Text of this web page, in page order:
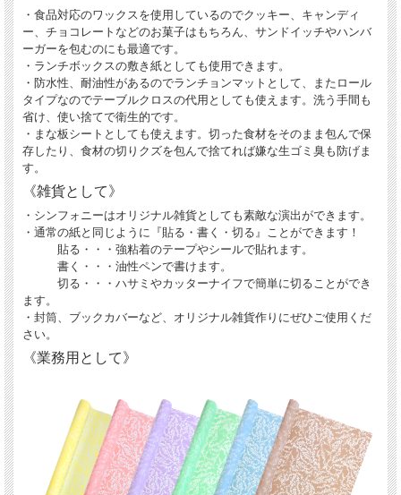
・食品対応のワックスを使用しているのでクッキー、キャンディ
ー、チョコレートなどのお菓子はもちろん、サンドイッチやハンバ
ーガーを包むのにも最適です。
・ランチボックスの敷き紙としても使用できます。
・防水性、耐油性があるのでランチョンマットとして、またロール
タイプなのでテーブルクロスの代用としても使えます。洗う手間も
省け、使い捨てで衛生的です。
・まな板シートとしても使えます。切った食材をそのまま包んで保
存したり、食材の切りクズを包んで捨てれば嫌な生ゴミ臭も防げま
す。
《雑貨として》
・シンフォニーはオリジナル雑貨としても素敵な演出ができます。
・通常の紙と同じように『貼る・書く・切る』ことができます！
貼る・・・強粘着のテープやシールで貼れます。
書く・・・油性ペンで書けます。
切る・・・ハサミやカッターナイフで簡単に切ることができ
ます。
・封筒、ブックカバーなど、オリジナル雑貨作りにぜひご使用くだ
さい。
《業務用として》